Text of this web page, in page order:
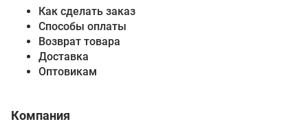
Как сделать заказ
Способы оплаты
Возврат товара
Доставка
Оптовикам
Компания